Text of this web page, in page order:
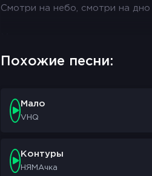
Смотри на небо, смотри на дно
Мало огня нам мало
Мало огня нам мало
Горькая правда течёт по венам
Мы строим стены, ломаем стены
Похожие песни:
Мало
VHQ
Контуры
НЯМАчка